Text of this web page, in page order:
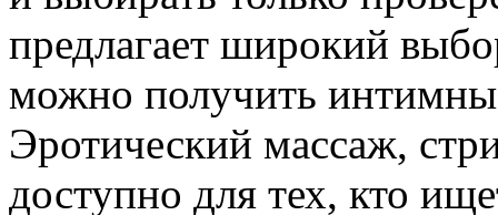
предлагает широкий
можно получить
Эротический массаж,
доступно для тех, кто